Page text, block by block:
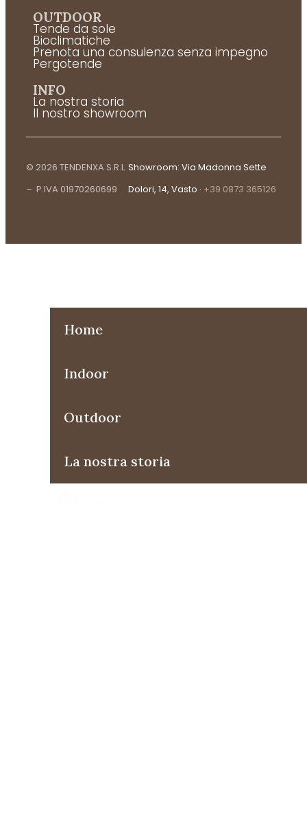
OUTDOOR
Tende da sole
Bioclimatiche
Prenota una consulenza senza impegno
Pergotende
INFO
La nostra storia
Il nostro showroom
© 2026 TENDENXA S.R.L
– P.IVA 01970260699
Showroom: Via Madonna Sette
Dolori, 14, Vasto · +39 0873 365126
Home
Indoor
Outdoor
La nostra storia